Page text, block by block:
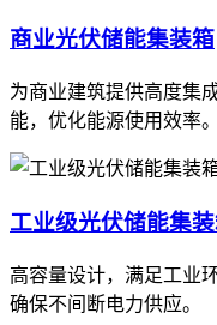
商业光伏储能集装箱
为商业建筑提供高度集
能，优化能源使用效率。
工业级光伏储能集
高容量设计，满足工业
确保不间断电力供应。